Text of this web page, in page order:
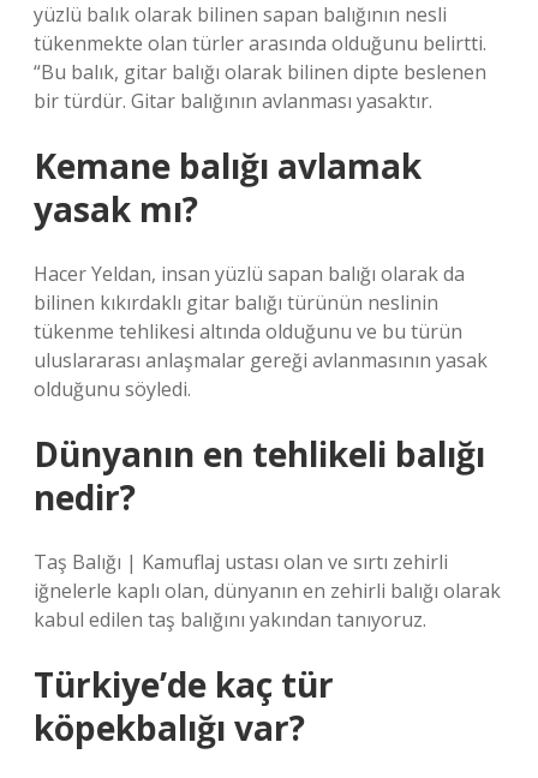
yüzlü balık olarak bilinen sapan balığının nesli
tükenmekte olan türler arasında olduğunu belirtti.
“Bu balık, gitar balığı olarak bilinen dipte beslenen
bir türdür. Gitar balığının avlanması yasaktır.
Kemane balığı avlamak
yasak mı?
Hacer Yeldan, insan yüzlü sapan balığı olarak da
bilinen kıkırdaklı gitar balığı türünün neslinin
tükenme tehlikesi altında olduğunu ve bu türün
uluslararası anlaşmalar gereği avlanmasının yasak
olduğunu söyledi.
Dünyanın en tehlikeli balığı
nedir?
Taş Balığı | Kamuflaj ustası olan ve sırtı zehirli
iğnelerle kaplı olan, dünyanın en zehirli balığı olarak
kabul edilen taş balığını yakından tanıyoruz.
Türkiye’de kaç tür
köpekbalığı var?